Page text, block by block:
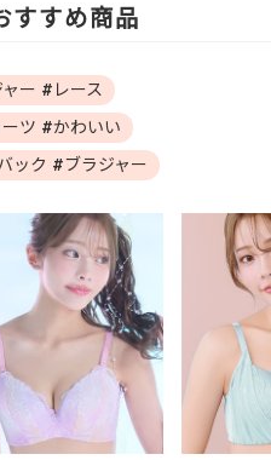
すすめ商品
ー #レース
ツ #かわいい
ック #ブラジャー